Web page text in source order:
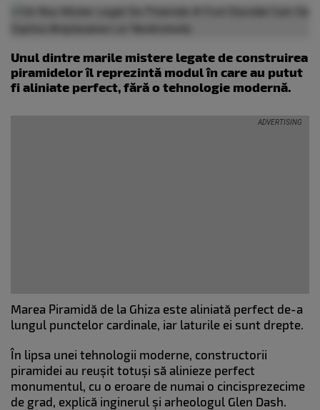
Unul dintre marile mistere legate de construirea
piramidelor îl reprezintă modul în care au putut
fi aliniate perfect, fără o tehnologie modernă.
Marea Piramidă de la Ghiza este aliniată perfect de-a
lungul punctelor cardinale, iar laturile ei sunt drepte.
În lipsa unei tehnologii moderne, constructorii
piramidei au reușit totuși să alinieze perfect
monumentul, cu o eroare de numai o cincisprezecime
de grad, explică inginerul și arheologul Glen Dash.